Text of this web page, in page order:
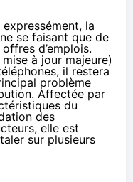
la
ne se faisant que de
d’emplois.
à jour majeure)
il restera
problème
Affectée par
du
des
elle est
sur plusieurs